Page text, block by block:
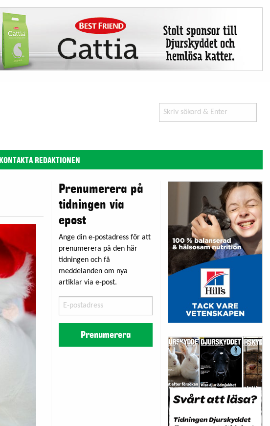
Search
for:
KONTAKTA REDAKTIONEN
Prenumerera på
tidningen via
epost
Ange din e-postadress för att
prenumerera på den här
tidningen och få
meddelanden om nya
artiklar via e-post.
postadress
Prenumerera